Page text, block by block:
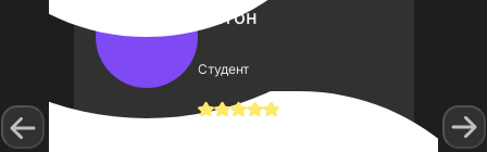
Антон
Студент